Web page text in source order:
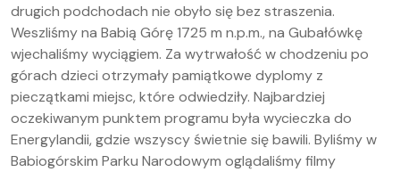
drugich podchodach nie obyło się bez straszenia.
Weszliśmy na Babią Górę 1725 m n.p.m., na Gubałówkę
wjechaliśmy wyciągiem. Za wytrwałość w chodzeniu po
górach dzieci otrzymały pamiątkowe dyplomy z
pieczątkami miejsc, które odwiedziły. Najbardziej
oczekiwanym punktem programu była wycieczka do
Energylandii, gdzie wszyscy świetnie się bawili. Byliśmy w
Babiogórskim Parku Narodowym oglądaliśmy filmy